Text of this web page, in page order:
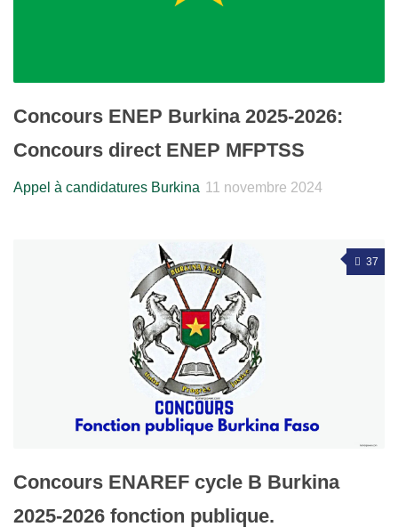
Concours ENEP Burkina 2025-2026:
Concours direct ENEP MFPTSS
Appel à candidatures Burkina 11 novembre 2024
37
Concours ENAREF cycle B Burkina
2025-2026 fonction publique.